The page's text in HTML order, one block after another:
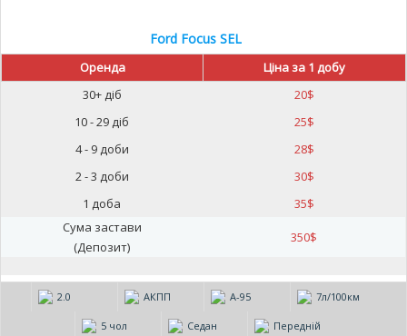
Ford Focus SEL
Оренда
Ціна за 1 добу
30+ діб
20$
10 - 29 діб
25$
4 - 9 доби
28$
2 - 3 доби
30$
1 доба
35$
Сума застави
(Депозит)
350$
2.0 АКПП А-95 7л/100км
5 чол Седан Передній